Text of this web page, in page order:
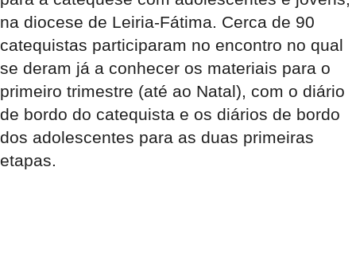
na diocese de Leiria-Fátima. Cerca de 90
catequistas participaram no encontro no qual
se deram já a conhecer os materiais para o
primeiro trimestre (até ao Natal), com o diário
de bordo do catequista e os diários de bordo
dos adolescentes para as duas primeiras
etapas.